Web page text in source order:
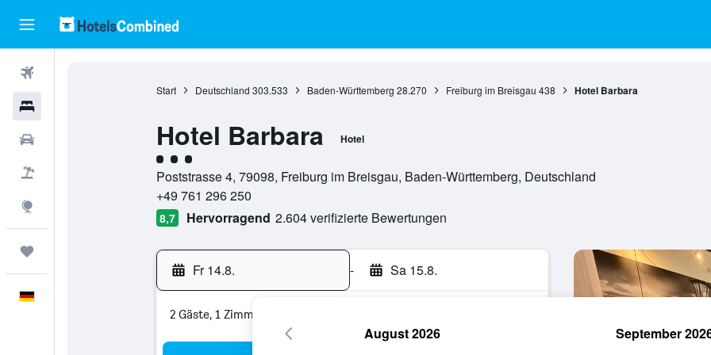
Start Deutschland 303.533 Baden-Württemberg 28.270 Freiburg im Breisgau 438 Hotel Barbara
Hotel Barbara Hotel
Bewertungskategorie 3
Poststrasse 4, 79098, Freiburg im Breisgau, Baden-Württemberg, Deutschland
+49 761 296 250
8,7 Hervorragend 2.604 verifizierte Bewertungen
Fr 14.8. - Sa 15.8.
2 Gäste, 1 Zimmer
August 2026 September